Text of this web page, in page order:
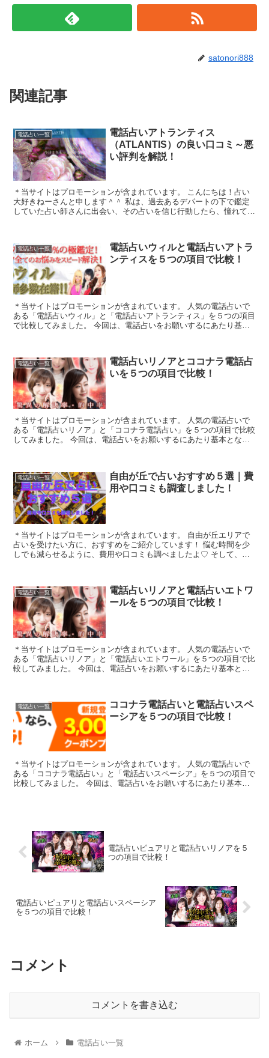
satonori888
関連記事
電話占い一覧
電話占いアトランティス
（ATLANTIS）の良い口コミ～悪
い評判を解説！
＊当サイトはプロモーションが含まれています。 こんにちは！占い
大好きねーさんと申します＾＾ 私は、過去あるデパートの下で鑑定
していた占い師さんに出会い、その占いを信じ行動したら、憧れてい
電話占い一覧
電話占いウィルと電話占いアトラ
ンティスを５つの項目で比較！
＊当サイトはプロモーションが含まれています。 人気の電話占いで
ある「電話占いウィル」と「電話占いアトランティス」を５つの項目
で比較してみました。 今回は、電話占いをお願いするにあたり基本
電話占い一覧
電話占いリノアとココナラ電話占
いを５つの項目で比較！
＊当サイトはプロモーションが含まれています。 人気の電話占いで
ある「電話占いリノア」と「ココナラ電話占い」を５つの項目で比較
してみました。 今回は、電話占いをお願いするにあたり基本となる
電話占い一覧
自由が丘で占いおすすめ５選｜費
用や口コミも調査しました！
＊当サイトはプロモーションが含まれています。 自由が丘エリアで
占いを受けたい方に、おすすめをご紹介しています！ 悩む時間を少
しでも減らせるように、費用や口コミも調べましたよ♡ そして、自
電話占い一覧
電話占いリノアと電話占いエトワ
ールを５つの項目で比較！
＊当サイトはプロモーションが含まれています。 人気の電話占いで
ある「電話占いリノア」と「電話占いエトワール」を５つの項目で比
較してみました。 今回は、電話占いをお願いするにあたり基本とな
電話占い一覧
ココナラ電話占いと電話占いスペ
ーシアを５つの項目で比較！
＊当サイトはプロモーションが含まれています。 人気の電話占いで
ある「ココナラ電話占い」と「電話占いスペーシア」を５つの項目で
比較してみました。 今回は、電話占いをお願いするにあたり基本と
電話占いピュアリと電話占いリノアを５
つの項目で比較！
電話占いピュアリと電話占いスペーシア
を５つの項目で比較！
コメント
コメントを書き込む
ホーム 電話占い一覧